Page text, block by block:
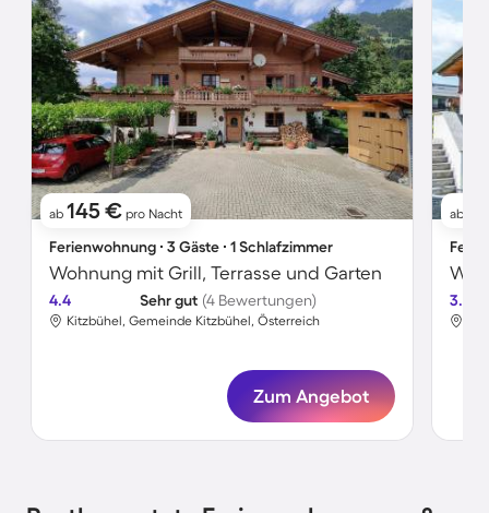
ab 145 € pro Nacht
Ferienwohnung ∙ 3 Gäste ∙ 1 Schlafzimmer
Wohnung mit Grill, Terrasse und Garten
4.4 Sehr gut (4 Bewertungen)
Kitzbühel, Gemeinde Kitzbühel, Österreich
Zum Angebot
ab
3.7